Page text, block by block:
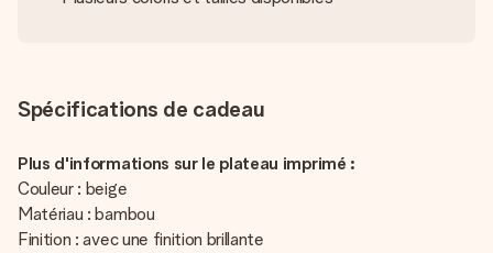
Spécifications de cadeau
Plus d'informations sur le plateau imprimé :
Couleur : beige
Matériau : bambou
Finition : avec une finition brillante